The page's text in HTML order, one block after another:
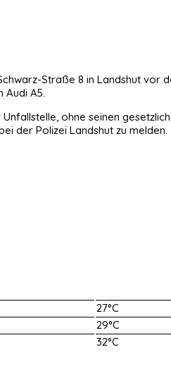
Straße 8 in Landshut
A5.
ohne seinen
der Polizei Landshut zu melden.
27°C
29°C
32°C